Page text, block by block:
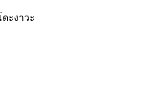
ะงาวะ